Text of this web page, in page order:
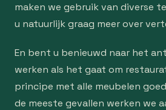
maken we gebruik van diverse
u natuurlijk graag meer over
En bent u benieuwd naar het
werken als het gaat om
principe met alle meubelen
de meeste gevallen werken we